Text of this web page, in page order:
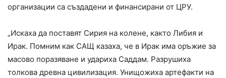
организации са създадени и финансирани от ЦРУ.
„Искаха да поставят Сирия на колене, както Либия и
Ирак. Помним как САЩ казаха, че в Ирак има оръжие за
масово поразяване и удариха Саддам. Разрушиха
толкова древна цивилизация. Унищожиха артефакти на